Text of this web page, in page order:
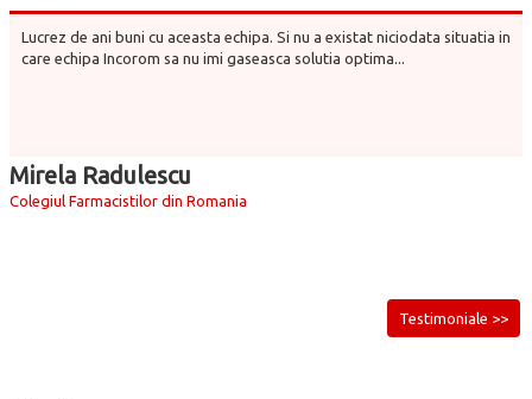
Lucrez de ani buni cu aceasta echipa. Si nu a existat niciodata situatia in
care echipa Incorom sa nu imi gaseasca solutia optima...
Mirela Radulescu
Colegiul Farmacistilor din Romania
Testimoniale >>